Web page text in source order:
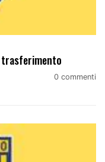
trasferimento
0 commenti